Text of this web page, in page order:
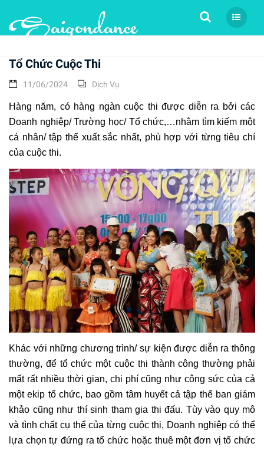
Tìm kiếm
Tổ Chức Cuộc Thi
11/06/2024 Dịch Vụ
Hàng năm, có hàng ngàn cuộc thi được diễn ra bởi các
Doanh nghiệp/ Trường học/ Tổ chức,…nhằm tìm kiếm một
cá nhân/ tập thể xuất sắc nhất, phù hợp với từng tiêu chí
của cuộc thi.
Khác với những chương trình/ sự kiện được diễn ra thông
thường, để tổ chức một cuộc thi thành công thường phải
mất rất nhiều thời gian, chi phí cũng như công sức của cả
một ekip tổ chức, bao gồm tâm huyết cả tập thể ban giám
khảo cũng như thí sinh tham gia thi đấu. Tùy vào quy mô
và tình chất cụ thể của từng cuộc thi, Doanh nghiệp có thể
lựa chọn tự đứng ra tổ chức hoặc thuê một đơn vị tổ chức